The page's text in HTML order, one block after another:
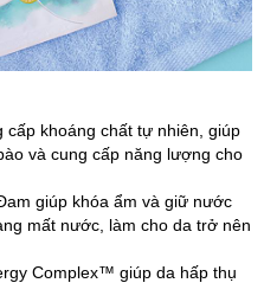
cấp khoáng chất tự nhiên, giúp
và cung cấp năng lượng cho
giúp khóa ẩm và giữ nước
mất nước, làm cho da trở nên
Complex™ giúp da hấp thụ